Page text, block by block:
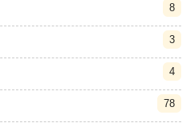
8
3
4
78